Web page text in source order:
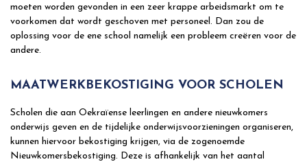
moeten worden gevonden in een zeer krappe arbeidsmarkt om te
voorkomen dat wordt geschoven met personeel. Dan zou de
oplossing voor de ene school namelijk een probleem creëren voor de
andere.
MAATWERKBEKOSTIGING VOOR SCHOLEN
Scholen die aan Oekraïense leerlingen en andere nieuwkomers
onderwijs geven en de tijdelijke onderwijsvoorzieningen organiseren,
kunnen hiervoor bekostiging krijgen, via de zogenoemde
Nieuwkomersbekostiging. Deze is afhankelijk van het aantal